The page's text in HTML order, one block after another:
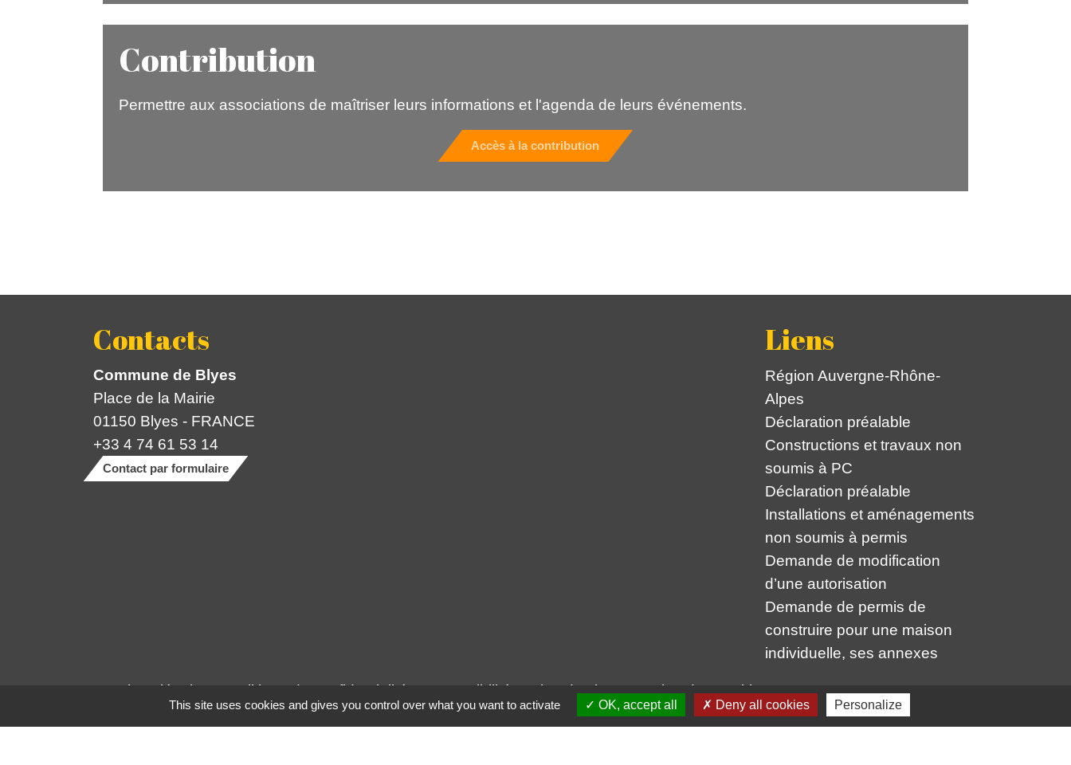
Contribution
Permettre aux associations de maîtriser leurs informations et l'agenda de leurs événements.
Accès à la contribution
Contacts
Commune de Blyes
Place de la Mairie
01150 Blyes - FRANCE
+33 4 74 61 53 14
Contact par formulaire
Liens
Région Auvergne-Rhône-
Alpes
Déclaration préalable
Constructions et travaux non
soumis à PC
Déclaration préalable
Installations et aménagements
non soumis à permis
Demande de modification
d’une autorisation
Demande de permis de
construire pour une maison
individuelle, ses annexes
Mentions légales Politique de confidentialité Accessibilité Plan du site - Gestion des cookies
This site uses cookies and gives you control over what you want to activate OK, accept all Deny all cookies Personalize